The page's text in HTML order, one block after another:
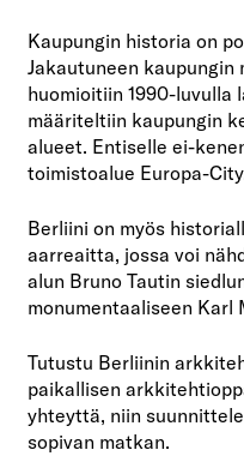
Kaupungin historia on
Jakautuneen
huomioitiin 1990-luvulla
määriteltiin kaupungin
alueet. Entiselle ei-
toimistoalue Europa-
Berliini on myös
aarreaitta, jossa voi
alun Bruno Tautin
monumentaaliseen Karl
Tutustu Berliinin
paikallisen
yhteyttä, niin
sopivan matkan.